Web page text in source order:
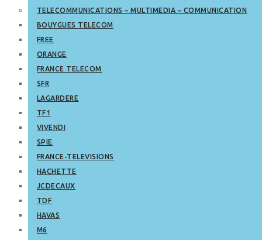
TELECOMMUNICATIONS – MULTIMEDIA – COMMUNICATION
BOUYGUES TELECOM
FREE
ORANGE
FRANCE TELECOM
SFR
LAGARDERE
TF1
VIVENDI
SPIE
FRANCE-TELEVISIONS
HACHETTE
JCDECAUX
TDF
HAVAS
M6